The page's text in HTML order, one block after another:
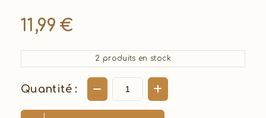
11,99 €
2 produits en stock
Quantité :